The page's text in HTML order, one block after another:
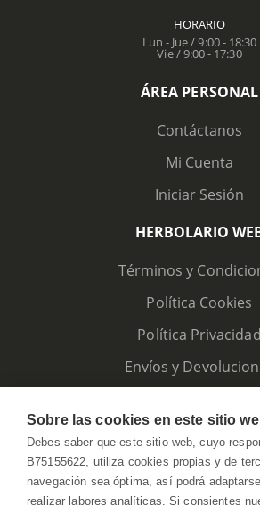
HORARIO
Lun - Jue / 9:00 - 18:30
Vie / 9:00 - 17:30
ÁREA PERSONAL
Contáctanos
Mi Cuenta
Iniciar Sesión
HERBOLARIO
Términos y
Política Cookies
Política Privacidad
Envíos y
Sobre las cookies en este sitio
Debes saber que este sitio web, cuyo
B75155622, utiliza cookies propias y de
navegación sea óptima, así podrá
realizar labores analíticas. Si consientes